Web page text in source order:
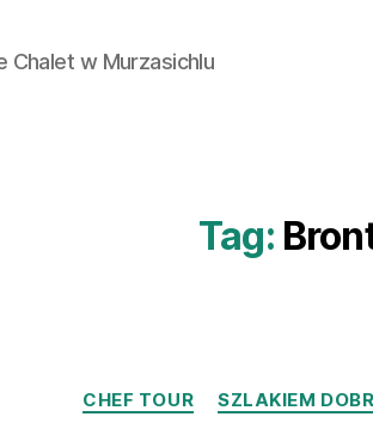
Chalet w Murzasichlu
Tag:
CHEF TOUR SZLAKIEM